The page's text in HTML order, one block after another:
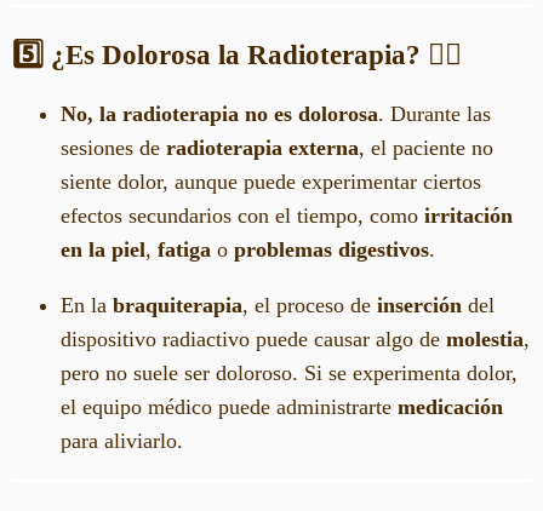
5️⃣ ¿Es Dolorosa la Radioterapia? 🤷‍♀️
No, la radioterapia no es dolorosa. Durante las
sesiones de radioterapia externa, el paciente no
siente dolor, aunque puede experimentar ciertos
efectos secundarios con el tiempo, como irritación
en la piel, fatiga o problemas digestivos.
En la braquiterapia, el proceso de inserción del
dispositivo radiactivo puede causar algo de molestia,
pero no suele ser doloroso. Si se experimenta dolor,
el equipo médico puede administrarte medicación
para aliviarlo.